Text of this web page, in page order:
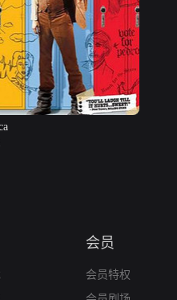
会员
会员特权